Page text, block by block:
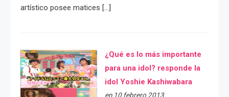
artístico posee matices […]
¿Qué es lo más importante
para una idol? responde la
idol Yoshie Kashiwabara
en 10 febrero 2013